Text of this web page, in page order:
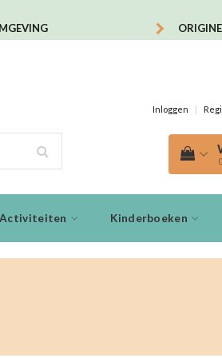
Inloggen |
0
Activiteiten Kinderboeken